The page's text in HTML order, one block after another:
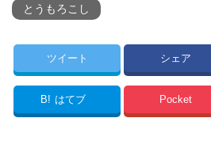
とうもろこし
ツイート シェア
B! はてブ Pocket